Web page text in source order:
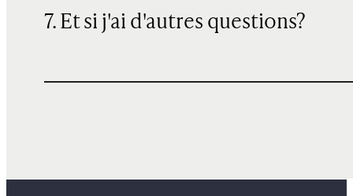
7. Et si j'ai d'autres questions?